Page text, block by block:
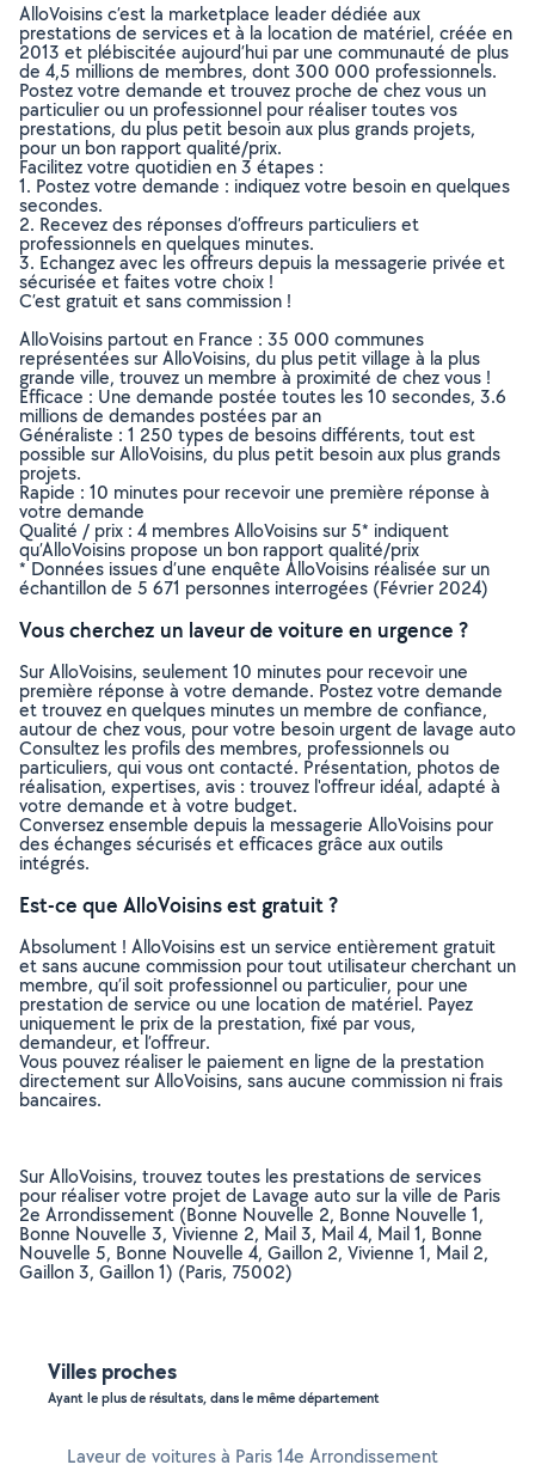
AlloVoisins c’est la marketplace leader dédiée aux
prestations de services et à la location de matériel, créée en
2013 et plébiscitée aujourd’hui par une communauté de plus
de 4,5 millions de membres, dont 300 000 professionnels.
Postez votre demande et trouvez proche de chez vous un
particulier ou un professionnel pour réaliser toutes vos
prestations, du plus petit besoin aux plus grands projets,
pour un bon rapport qualité/prix.
Facilitez votre quotidien en 3 étapes :
1. Postez votre demande : indiquez votre besoin en quelques
secondes.
2. Recevez des réponses d’offreurs particuliers et
professionnels en quelques minutes.
3. Echangez avec les offreurs depuis la messagerie privée et
sécurisée et faites votre choix !
C’est gratuit et sans commission !
AlloVoisins partout en France : 35 000 communes
représentées sur AlloVoisins, du plus petit village à la plus
grande ville, trouvez un membre à proximité de chez vous !
Efficace : Une demande postée toutes les 10 secondes, 3.6
millions de demandes postées par an
Généraliste : 1 250 types de besoins différents, tout est
possible sur AlloVoisins, du plus petit besoin aux plus grands
projets.
Rapide : 10 minutes pour recevoir une première réponse à
votre demande
Qualité / prix : 4 membres AlloVoisins sur 5* indiquent
qu’AlloVoisins propose un bon rapport qualité/prix
* Données issues d’une enquête AlloVoisins réalisée sur un
échantillon de 5 671 personnes interrogées (Février 2024)
Vous cherchez un laveur de voiture en urgence ?
Sur AlloVoisins, seulement 10 minutes pour recevoir une
première réponse à votre demande. Postez votre demande
et trouvez en quelques minutes un membre de confiance,
autour de chez vous, pour votre besoin urgent de lavage auto
Consultez les profils des membres, professionnels ou
particuliers, qui vous ont contacté. Présentation, photos de
réalisation, expertises, avis : trouvez l'offreur idéal, adapté à
votre demande et à votre budget.
Conversez ensemble depuis la messagerie AlloVoisins pour
des échanges sécurisés et efficaces grâce aux outils
intégrés.
Est-ce que AlloVoisins est gratuit ?
Absolument ! AlloVoisins est un service entièrement gratuit
et sans aucune commission pour tout utilisateur cherchant un
membre, qu’il soit professionnel ou particulier, pour une
prestation de service ou une location de matériel. Payez
uniquement le prix de la prestation, fixé par vous,
demandeur, et l’offreur.
Vous pouvez réaliser le paiement en ligne de la prestation
directement sur AlloVoisins, sans aucune commission ni frais
bancaires.
Sur AlloVoisins, trouvez toutes les prestations de services
pour réaliser votre projet de Lavage auto sur la ville de Paris
2e Arrondissement (Bonne Nouvelle 2, Bonne Nouvelle 1,
Bonne Nouvelle 3, Vivienne 2, Mail 3, Mail 4, Mail 1, Bonne
Nouvelle 5, Bonne Nouvelle 4, Gaillon 2, Vivienne 1, Mail 2,
Gaillon 3, Gaillon 1) (Paris, 75002)
Villes proches
Ayant le plus de résultats, dans le même département
Laveur de voitures à Paris 14e Arrondissement